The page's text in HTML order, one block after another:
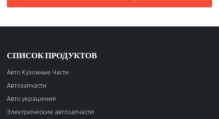
СПИСОК ПРОДУКТОВ
Авто Кузовные Части
Автозапчасти
Авто украшения
Электрические автозапчасти